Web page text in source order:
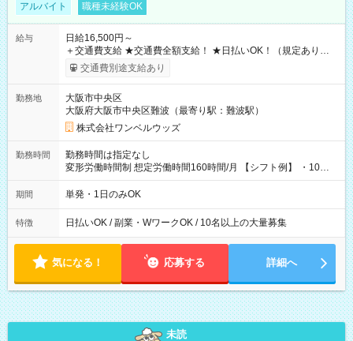
アルバイト 職種未経験OK
給与
日給16,500円～
＋交通費支給 ★交通費全額支給！ ★日払いOK！（規定あり） ┗
働いたその日に現金GET♪ お仕事後はコンビニATMから 日払
交通費別途支給あり
勤務地
大阪市中央区
大阪府大阪市中央区難波（最寄り駅：難波駅）
株式会社ワンベルウッズ
勤務時間
勤務時間は指定なし
変形労働時間制 想定労働時間160時間/月 【シフト例】 ・10：
00～20：00
期間 単発・1日のみOK
特徴 日払いOK / 副業・WワークOK / 10名以上の大量募集
気になる！ 応募する 詳細へ
未読